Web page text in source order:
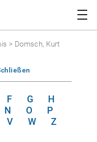
> Domsch, Kurt
F G
H
N O
P
V W Z